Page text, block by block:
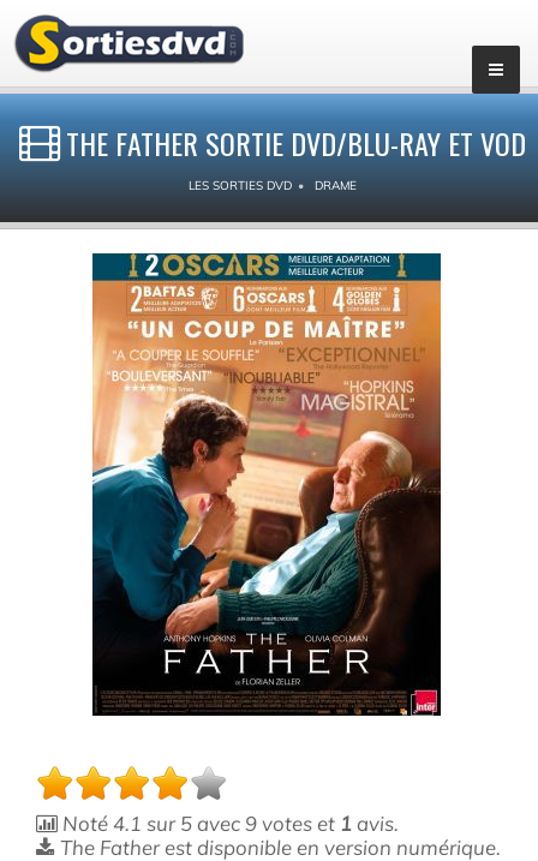
THE FATHER SORTIE DVD/BLU-RAY ET VOD
LES SORTIES DVD DRAME
Noté4.1 sur5 avec9votes et 1 avis.
The Father est disponible en version numérique.